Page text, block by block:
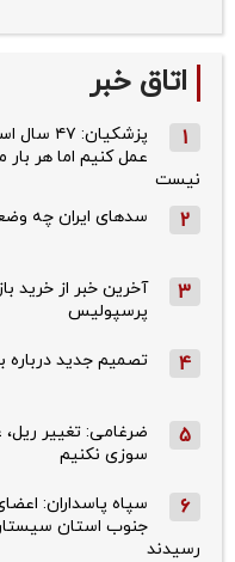
اتاق خبر
1
عمل کنیم اما هر
نیست
2 سدهای ایران چه
3
آخرین خبر از خرید
پرسپولیس
4 تصمیم جدید درباره
5
ضرغامی: تغییر
سوزی نکنیم
6
سپاه پاسداران:
جنوب استان
رسیدند